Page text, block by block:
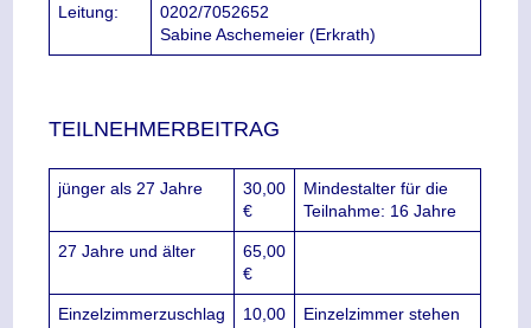
Leitung:
0202/7052652
Sabine Aschemeier (Erkrath)
TEILNEHMERBEITRAG
jünger als 27 Jahre
30,00
€
Mindestalter für die
Teilnahme: 16 Jahre
27 Jahre und älter
65,00
€
Einzelzimmerzuschlag
10,00
Einzelzimmer stehen